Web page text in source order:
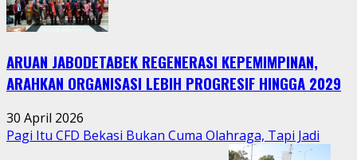
Bumi
Hidupkan
Warga
Jatimurni
di
Tengah
Aktivitas
Perkotaan
ARUAN JABODETABEK REGENERASI KEPEMIMPINAN,
ARAHKAN ORGANISASI LEBIH PROGRESIF HINGGA 2029
30 April 2026
Pagi Itu CFD Bekasi Bukan Cuma Olahraga, Tapi Jadi